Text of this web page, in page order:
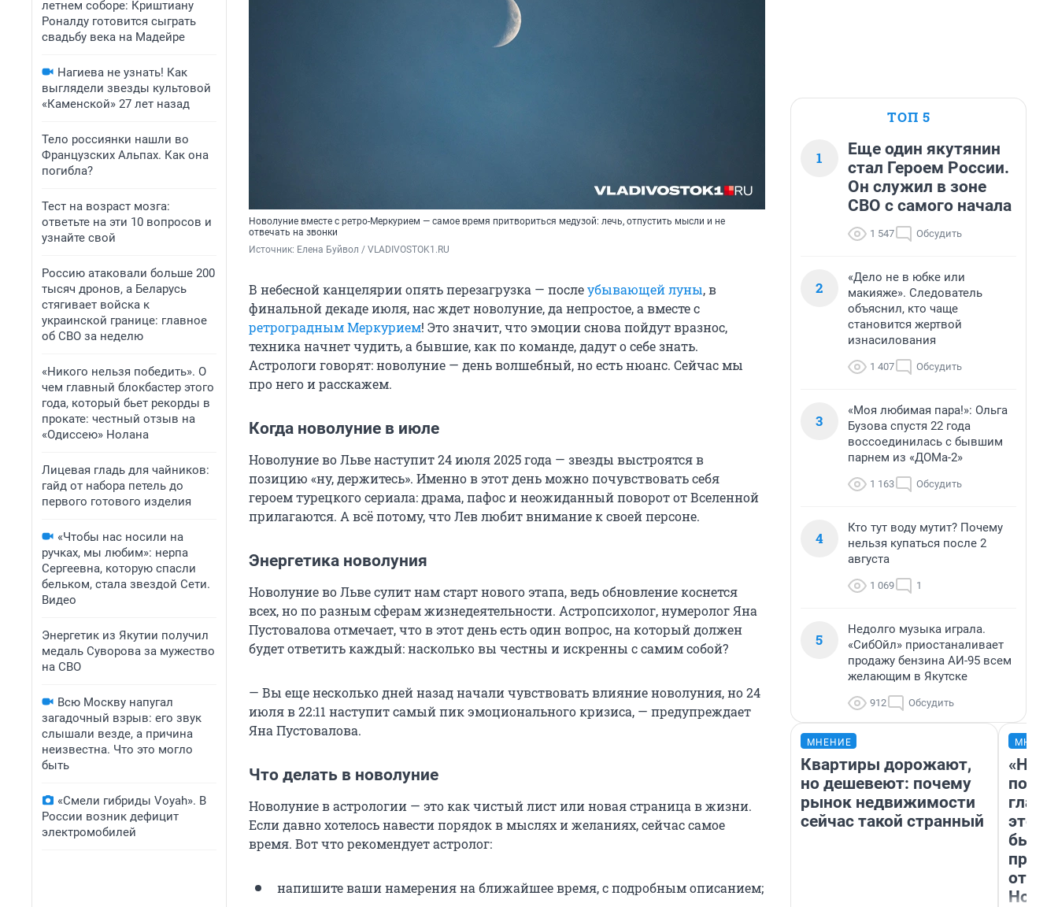
летнем соборе: Криштиану
Роналду готовится сыграть
свадьбу века на Мадейре
Нагиева не узнать! Как
выглядели звезды культовой
«Каменской» 27 лет назад
Тело россиянки нашли во
Французских Альпах. Как она
погибла?
Тест на возраст мозга:
ответьте на эти 10 вопросов и
узнайте свой
Россию атаковали больше 200
тысяч дронов, а Беларусь
стягивает войска к
украинской границе: главное
об СВО за неделю
«Никого нельзя победить». О
чем главный блокбастер этого
года, который бьет рекорды в
прокате: честный отзыв на
«Одиссею» Нолана
Лицевая гладь для чайников:
гайд от набора петель до
первого готового изделия
«Чтобы нас носили на
ручках, мы любим»: нерпа
Сергеевна, которую спасли
бельком, стала звездой Сети.
Видео
Энергетик из Якутии получил
медаль Суворова за мужество
на СВО
Всю Москву напугал
загадочный взрыв: его звук
слышали везде, а причина
неизвестна. Что это могло
быть
«Смели гибриды Voyah». В
России возник дефицит
электромобилей
Новолуние вместе с ретро-Меркурием — самое время притвориться медузой: лечь, отпустить мысли и не
отвечать на звонки
Источник: Елена Буйвол / VLADIVOSTOK1.RU
В небесной канцелярии опять перезагрузка — послеубывающей луны, в
финальной декаде июля, нас ждет новолуние, да непростое, а вместе с
ретроградным Меркурием! Это значит, что эмоции снова пойдут вразнос,
техника начнет чудить, а бывшие, как по команде, дадут о себе знать.
Астрологи говорят: новолуние — день волшебный, но есть нюанс. Сейчас мы
про него и расскажем.
Когда новолуние в июле
Новолуние во Льве наступит 24 июля 2025 года — звезды выстроятся в
позицию «ну, держитесь». Именно в этот день можно почувствовать себя
героем турецкого сериала: драма, пафос и неожиданный поворот от Вселенной
прилагаются. А всё потому, что Лев любит внимание к своей персоне.
Энергетика новолуния
Новолуние во Льве сулит нам старт нового этапа, ведь обновление коснется
всех, но по разным сферам жизнедеятельности. Астропсихолог, нумеролог Яна
Пустовалова отмечает, что в этот день есть один вопрос, на который должен
будет ответить каждый: насколько вы честны и искренны с самим собой?
— Вы еще несколько дней назад начали чувствовать влияние новолуния, но 24
июля в 22:11 наступит самый пик эмоционального кризиса, — предупреждает
Яна Пустовалова.
Что делать в новолуние
Новолуние в астрологии — это как чистый лист или новая страница в жизни.
Если давно хотелось навести порядок в мыслях и желаниях, сейчас самое
время. Вот что рекомендует астролог:
напишите ваши намерения на ближайшее время, с подробным описанием;
ТОП 5
1
Еще один якутянин
стал Героем России.
Он служил в зоне
СВО с самого начала
1 547 Обсудить
2
«Дело не в юбке или
макияже». Следователь
объяснил, кто чаще
становится жертвой
изнасилования
1 407 Обсудить
3
«Моя любимая пара!»: Ольга
Бузова спустя 22 года
воссоединилась с бывшим
парнем из «ДОМа-2»
1 163 Обсудить
4
Кто тут воду мутит? Почему
нельзя купаться после 2
августа
1 069 1
5
Недолго музыка играла.
«СибОйл» приостаналивает
продажу бензина АИ-95 всем
желающим в Якутске
912 Обсудить
МНЕНИЕ
Квартиры дорожают,
но дешевеют: почему
рынок недвижимости
сейчас такой странный
этого
бьет